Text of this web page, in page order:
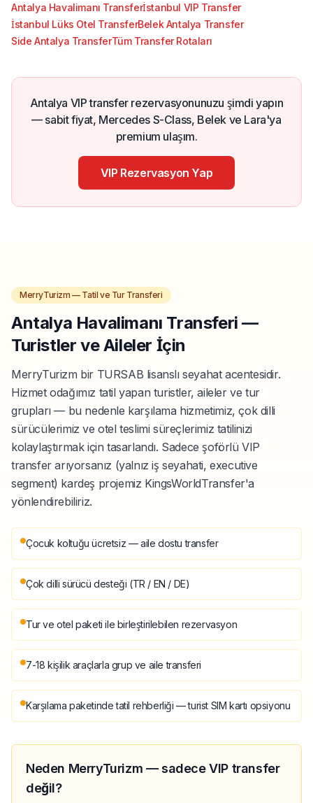
Antalya Havalimanı Transferİstanbul VIP Transfer
İstanbul Lüks Otel TransferBelek Antalya Transfer
Side Antalya TransferTüm Transfer Rotaları
Antalya VIP transfer rezervasyonunuzu şimdi yapın
— sabit fiyat, Mercedes S-Class, Belek ve Lara'ya
premium ulaşım.
VIP Rezervasyon Yap
MerryTurizm — Tatil ve Tur Transferi
Antalya Havalimanı Transferi —
Turistler ve Aileler İçin
MerryTurizm bir TURSAB lisanslı seyahat acentesidir.
Hizmet odağımız tatil yapan turistler, aileler ve tur
grupları — bu nedenle karşılama hizmetimiz, çok dilli
sürücülerimiz ve otel teslimi süreçlerimiz tatilinizi
kolaylaştırmak için tasarlandı. Sadece şoförlü VIP
transfer arıyorsanız (yalnız iş seyahati, executive
segment) kardeş projemiz KingsWorldTransfer'a
yönlendirebiliriz.
Çocuk koltuğu ücretsiz — aile dostu transfer
Çok dilli sürücü desteği (TR / EN / DE)
Tur ve otel paketi ile birleştirilebilen rezervasyon
7-18 kişilik araçlarla grup ve aile transferi
Karşılama paketinde tatil rehberliği — turist SIM kartı opsiyonu
Neden MerryTurizm — sadece VIP transfer
değil?